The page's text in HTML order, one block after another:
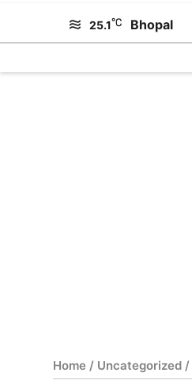
to
25.1 Bhopal
Home / Uncategorized /